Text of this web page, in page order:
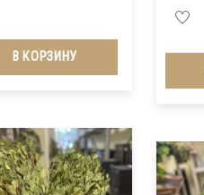
В КОРЗИНУ